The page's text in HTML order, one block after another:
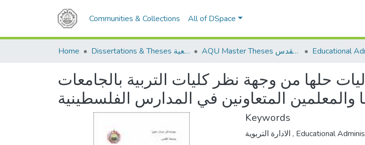
Communities & Collections All of DSpace
Home Dissertations & Theses الرسائل الجامعية AQU Master Theses الرسائل الجامعية الخاصة بجامعة القدس
حلها من وجهة نظر كليات التربية بالجامعات
والمعلمين المتعاونين في المدارس الفلسطينية
Keywords
, Educational